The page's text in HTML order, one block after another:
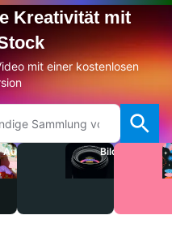
Kreativität mit
mit einer kostenlosen
Audio Bilder